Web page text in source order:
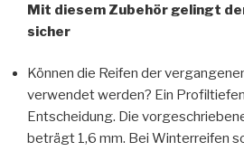
Mit diesem Zubehör gelingt
sicher
Können die Reifen der
verwendet werden? Ein
Entscheidung. Die
beträgt 1,6 mm. Bei Winterreifen